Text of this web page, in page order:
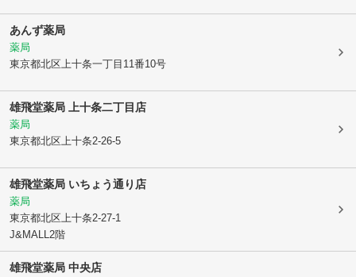
あんず薬局
薬局
東京都北区 上十条一丁目11番10号
雄飛堂薬局 上十条二丁目店
薬局
東京都北区 上十条2-26-5
雄飛堂薬局 いちょう通り店
薬局
東京都北区 上十条2-27-1
J&MALL2階
雄飛堂薬局 中央店